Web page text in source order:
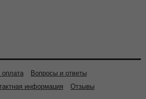
оплата
Вопросы и ответы
информация Отзывы